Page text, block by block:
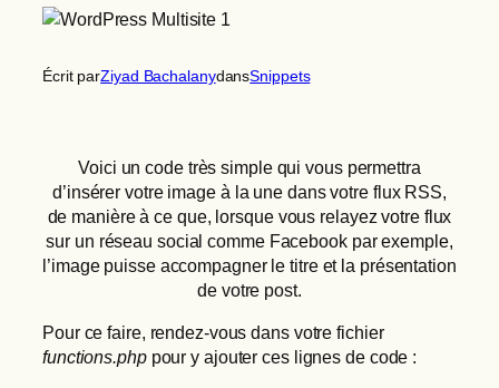
Écrit parZiyad BachalanydansSnippets
Voici un code très simple qui vous permettra
d’insérer votre image à la une dans votre flux RSS,
de manière à ce que, lorsque vous relayez votre flux
sur un réseau social comme Facebook par exemple,
l’image puisse accompagner le titre et la présentation
de votre post.
Pour ce faire, rendez-vous dans votre fichier
functions.phppour y ajouter ces lignes de code :